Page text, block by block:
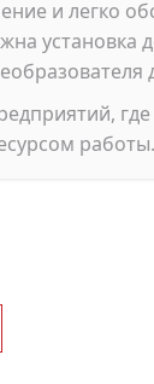
и легко
установка
работы.